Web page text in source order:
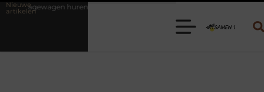
Nieuwe
artikelen
Kies de juiste aanhanger voor jouw klus